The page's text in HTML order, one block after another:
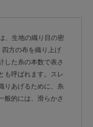
、生地の織り目の密
方の布を織り上げ
した糸の本数で表さ
も呼ばれます。スレ
りあげるために、糸
般的には、滑らかさ